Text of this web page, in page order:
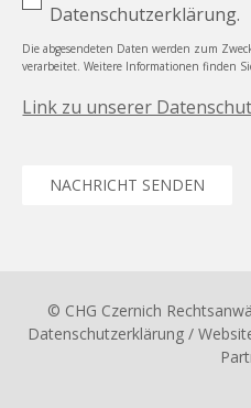
Datenschutzerklärung.
Die abgesendeten Daten werden zum
verarbeitet. Weitere Informationen finden
Link zu unserer
NACHRICHT SENDEN
© CHG Czernich
Datenschutzerklärung /